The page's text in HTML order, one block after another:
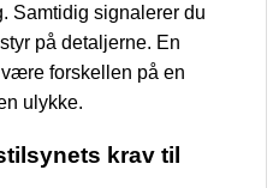
Samtidig signalerer du
på detaljerne. En
forskellen på en
ulykke.
krav til